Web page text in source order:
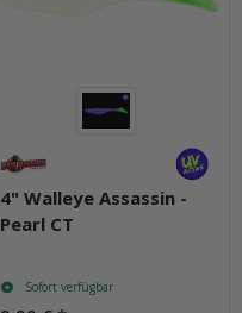
4" Walleye Assassin -
Pearl CT
Sofort verfügbar